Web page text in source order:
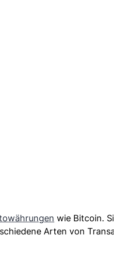
wie Bitcoin.
Arten von